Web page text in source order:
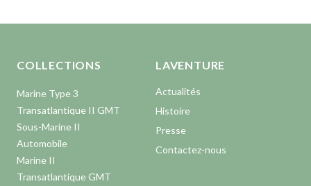
COLLECTIONS
Marine Type 3
Transatlantique II GMT
Sous-Marine II
Automobile
Marine II
Transatlantique GMT
LAVENTURE
Actualités
Histoire
Presse
Contactez-nous